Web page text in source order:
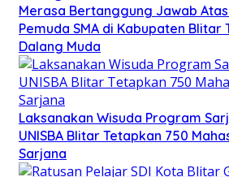
Merasa Bertanggung Jawab
Pemuda SMA di Kabupaten Blitar
Dalang Muda
Laksanakan Wisuda Program
UNISBA Blitar Tetapkan 750
Sarjana